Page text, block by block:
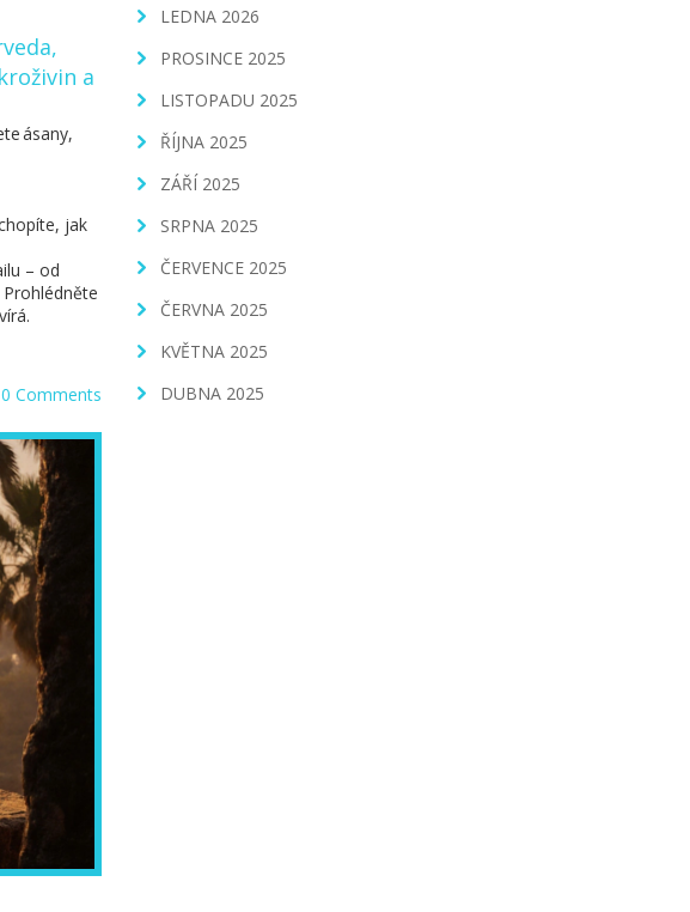
a
ásany,
jak
– od
0 Comments
LEDNA 2026
PROSINCE 2025
LISTOPADU 2025
ŘÍJNA 2025
ZÁŘÍ 2025
SRPNA 2025
ČERVENCE 2025
ČERVNA 2025
KVĚTNA 2025
DUBNA 2025